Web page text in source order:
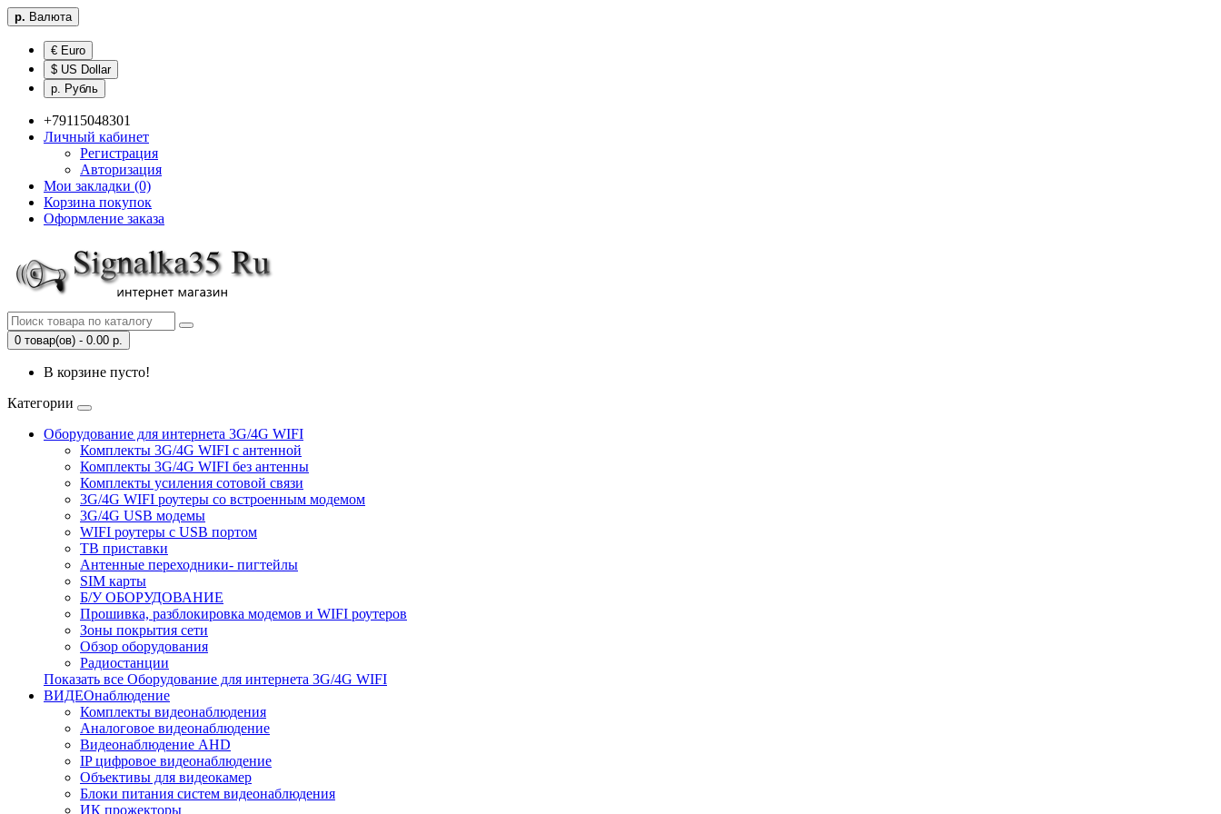
р. Валюта
€ Euro
$ US Dollar
р. Рубль
+79115048301
Личный кабинет
Регистрация
Авторизация
Мои закладки (0)
Корзина покупок
Оформление заказа
0 товар(ов) - 0.00 р.
В корзине пусто!
Категории
Оборудование для интернета 3G/4G WIFI
Комплекты 3G/4G WIFI с антенной
Комплекты 3G/4G WIFI без антенны
Комплекты усиления сотовой связи
3G/4G WIFI роутеры со встроенным модемом
3G/4G USB модемы
WIFI роутеры с USB портом
ТВ приставки
Антенные переходники- пигтейлы
SIM карты
Б/У ОБОРУДОВАНИЕ
Прошивка, разблокировка модемов и WIFI роутеров
Зоны покрытия сети
Обзор оборудования
Радиостанции
Показать все Оборудование для интернета 3G/4G WIFI
ВИДЕОнаблюдение
Комплекты видеонаблюдения
Аналоговое видеонаблюдение
Видеонаблюдение AHD
IP цифровое видеонаблюдение
Объективы для видеокамер
Блоки питания систем видеонаблюдения
ИК прожекторы